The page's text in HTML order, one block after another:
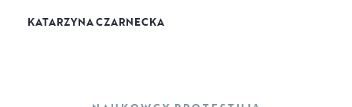
KATARZYNA CZARNECKA